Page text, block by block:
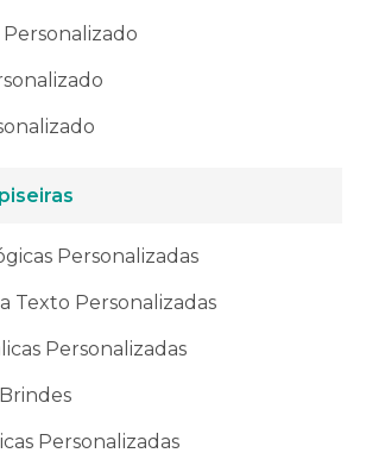
Personalizadas
Texto Personalizadas
Personalizadas
Personalizadas